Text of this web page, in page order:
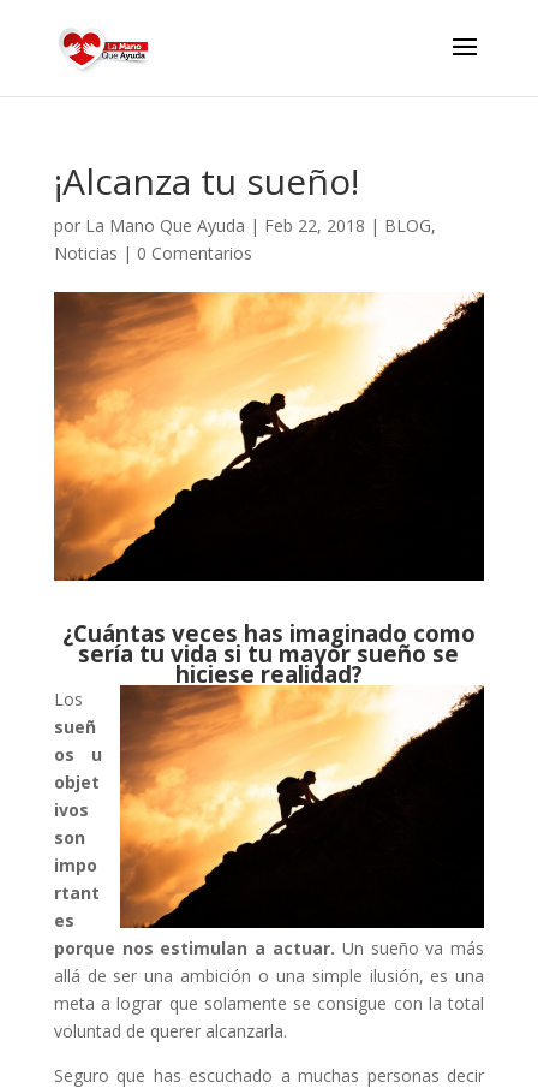
¡Alcanza tu sueño!
por La Mano Que Ayuda | Feb 22, 2018 | BLOG,
Noticias | 0 Comentarios
¿Cuántas veces has imaginado como
sería tu vida si tu mayor sueño se
hiciese realidad?
Los
sueñ
os u
objet
ivos
son
impo
rtant
es
porque nos estimulan a actuar. Un sueño va más
allá de ser una ambición o una simple ilusión, es una
meta a lograr que solamente se consigue con la total
voluntad de querer alcanzarla.
Seguro que has escuchado a muchas personas decir